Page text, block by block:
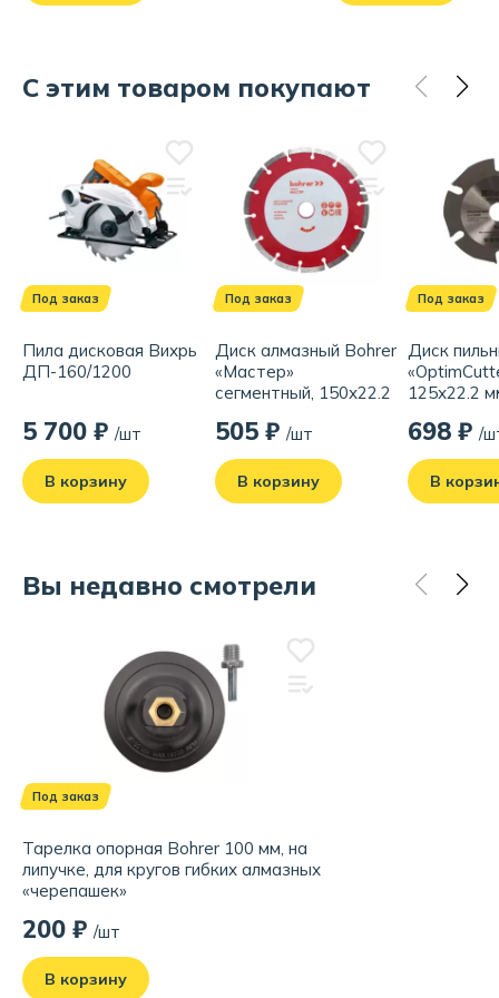
С этим товаром покупают
Под заказ
Пила дисковая Вихрь
ДП-160/1200
5 700 ₽ /шт
В корзину
Под заказ
Диск алмазный Bohrer
«Мастер»
сегментный, 150х22.2
сухой рез, по бетону/
кирпичу/камню
505 ₽ /шт
В корзину
Под заказ
Диск
125х22.2
УШМ
698 ₽ /
В
Вы недавно смотрели
Под заказ
Тарелка опорная Bohrer 100 мм, на
липучке, для кругов гибких алмазных
«черепашек»
200 ₽ /шт
В корзину